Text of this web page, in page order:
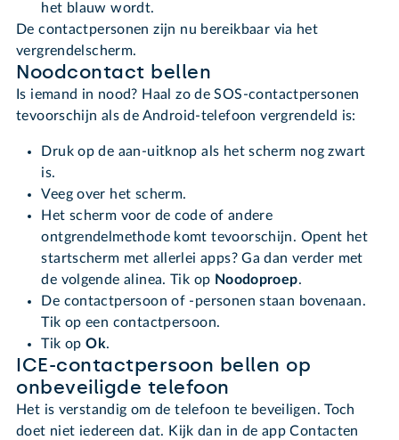
het blauw wordt.
De contactpersonen zijn nu bereikbaar via het
vergrendelscherm.
Noodcontact bellen
Is iemand in nood? Haal zo de SOS-contactpersonen
tevoorschijn als de Android-telefoon vergrendeld is:
Druk op de aan-uitknop als het scherm nog zwart
is.
Veeg over het scherm.
Het scherm voor de code of andere
ontgrendelmethode komt tevoorschijn. Opent het
startscherm met allerlei apps? Ga dan verder met
de volgende alinea. Tik op Noodoproep.
De contactpersoon of -personen staan bovenaan.
Tik op een contactpersoon.
Tik opOk.
ICE-contactpersoon bellen op
onbeveiligde telefoon
Het is verstandig om de telefoon te beveiligen. Toch
doet niet iedereen dat. Kijk dan in de app Contacten